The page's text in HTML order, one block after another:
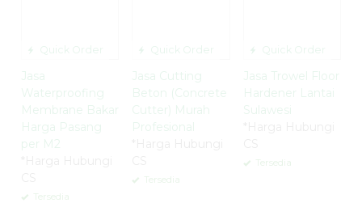
Quick Order
Jasa
Waterproofing
Membrane Bakar
Harga Pasang
per M2
Tersedia
Quick Order
Jasa Cutting
Beton (Concrete
Cutter) Murah
Profesional
Tersedia
Quick Order
Jasa Trowel Floor
Hardener Lantai
Sulawesi
Tersedia